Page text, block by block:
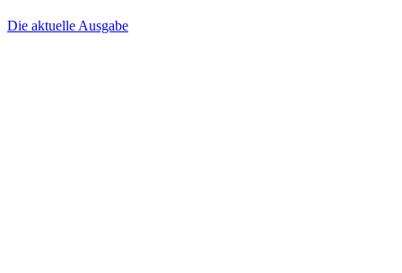
Die aktuelle Ausgabe